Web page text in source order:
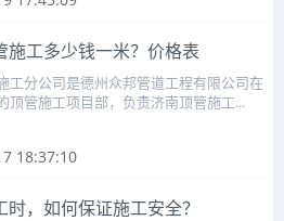
施工多少钱一米？价格表
工分公司是德州众邦管道工程有限公司在
顶管施工项目部，负责济南顶管施工...
18:37:10
时，如何保证施工安全？